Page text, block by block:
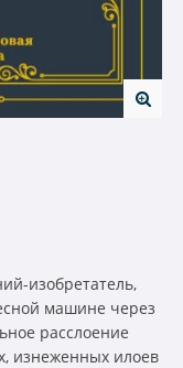
изобретатель,
машине через
расслоение
изнеженных илоев